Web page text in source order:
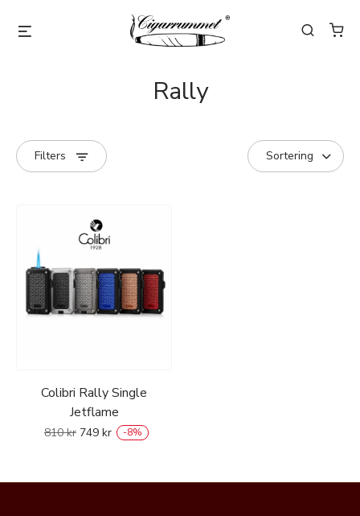
Rally
Filters
Colibri Rally Single
Jetflame
810kr 749 kr -8%